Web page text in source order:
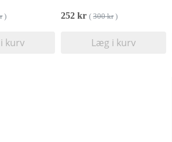
)
kurv
252 kr ( 300 kr)
Læg i kurv